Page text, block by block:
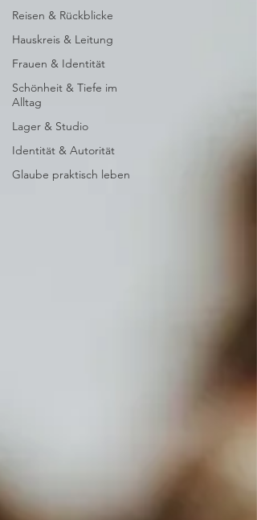
Reisen & Rückblicke
Hauskreis & Leitung
Frauen & Identität
Schönheit & Tiefe im
Alltag
Lager & Studio
Identität & Autorität
Glaube praktisch leben